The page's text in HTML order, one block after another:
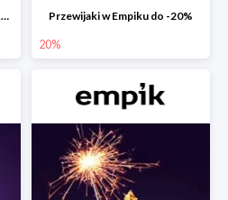
Święta z LEGO w Empiku od 34,75 zł Przewijaki w Empiku do -20%
20%